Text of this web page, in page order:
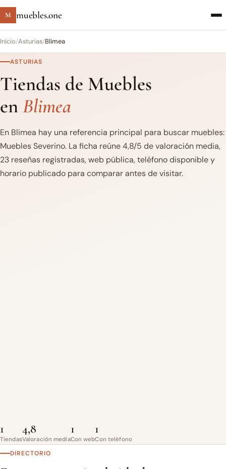
M muebles.one
Inicio/Asturias/Blimea
ASTURIAS
Tiendas de Muebles
enBlimea
En Blimea hay una referencia principal para buscar muebles:
Muebles Severino. La ficha reúne 4,8/5 de valoración media,
23 reseñas registradas, web pública, teléfono disponible y
horario publicado para comparar antes de visitar.
1
Tiendas
4,8
Valoración media
1
Con web
1
Con teléfono
DIRECTORIO